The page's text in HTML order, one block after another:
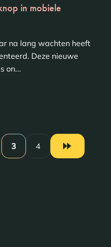
in mobiele
na lang wachten heeft
Deze nieuwe
on...
3 4